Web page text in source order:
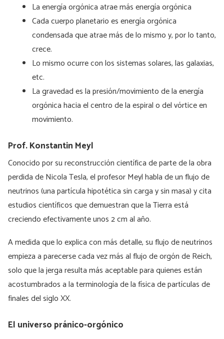
La energía orgónica atrae más energía orgónica
Cada cuerpo planetario es energía orgónica
condensada que atrae más de lo mismo y, por lo tanto,
crece.
Lo mismo ocurre con los sistemas solares, las galaxias,
etc.
La gravedad es la presión/movimiento de la energía
orgónica hacia el centro de la espiral o del vórtice en
movimiento.
Prof. Konstantin Meyl
Conocido por su reconstrucción científica de parte de la obra
perdida de Nicola Tesla, el profesor Meyl habla de un flujo de
neutrinos (una partícula hipotética sin carga y sin masa) y cita
estudios científicos que demuestran que la Tierra está
creciendo efectivamente unos 2 cm al año.
A medida que lo explica con más detalle, su flujo de neutrinos
empieza a parecerse cada vez más al flujo de orgón de Reich,
solo que la jerga resulta más aceptable para quienes están
acostumbrados a la terminología de la física de partículas de
finales del siglo XX.
El universo pránico-orgónico